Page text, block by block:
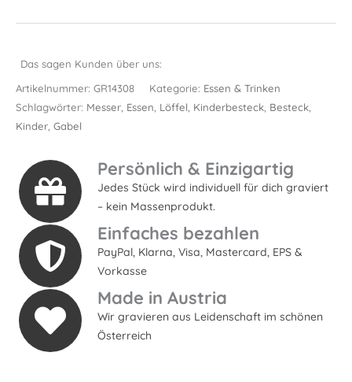
Das sagen Kunden über uns:
Artikelnummer: GR14308 Kategorie: Essen & Trinken
Schlagwörter: Messer Essen Löffel Kinderbesteck Besteck
Kinder Gabel
Persönlich & Einzigartig
Jedes Stück wird individuell für dich graviert
– kein Massenprodukt.
Einfaches bezahlen
PayPal, Klarna, Visa, Mastercard, EPS &
Vorkasse
Made in Austria
Wir gravieren aus Leidenschaft im schönen
Österreich